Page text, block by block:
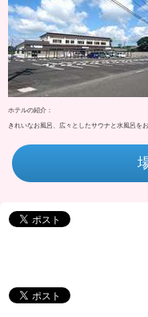
ホテルの紹介：
きれいなお風呂、広々としたサウナと水風呂を